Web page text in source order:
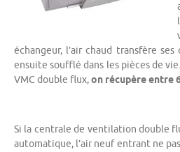
échangeur, l’air chaud transfère
ensuite soufflé dans les pièces de
VMC double flux,on récupère entre
Si la centrale de ventilation double
automatique, l’air neuf entrant ne